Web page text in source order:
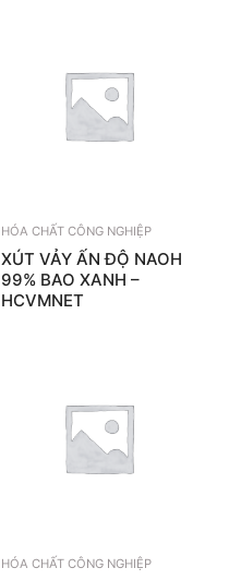
HÓA CHẤT CÔNG NGHIỆP
XÚT VẢY ẤN ĐỘ NAOH
99% BAO XANH –
HCVMNET
HÓA CHẤT CÔNG NGHIỆP